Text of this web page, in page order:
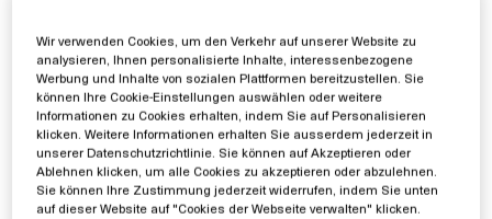
Cleansing Foam 30ml, The Moisturizing Soft Lotion 3ml,
The Eye Concentrate 5ml, eine exklusive La Mer
Kosmetiktasche.
140€
Inkl. MwSt. zzgl. Versand
Schreiben Sie die erste Bewertung
Wir verwenden Cookies, um den Verkehr auf unserer Website zu
analysieren, Ihnen personalisierte Inhalte, interessenbezogene
Werbung und Inhalte von sozialen Plattformen bereitzustellen. Sie
können Ihre Cookie-Einstellungen auswählen oder weitere
Informationen zu Cookies erhalten, indem Sie auf Personalisieren
klicken. Weitere Informationen erhalten Sie ausserdem jederzeit in
unserer Datenschutzrichtlinie. Sie können auf Akzeptieren oder
Ablehnen klicken, um alle Cookies zu akzeptieren oder abzulehnen.
Sie können Ihre Zustimmung jederzeit widerrufen, indem Sie unten
auf dieser Website auf "Cookies der Webseite verwalten" klicken.